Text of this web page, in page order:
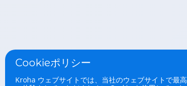
Cookieポリシー
Kroha ウェブサイトでは、当社のウェブサイトで最高